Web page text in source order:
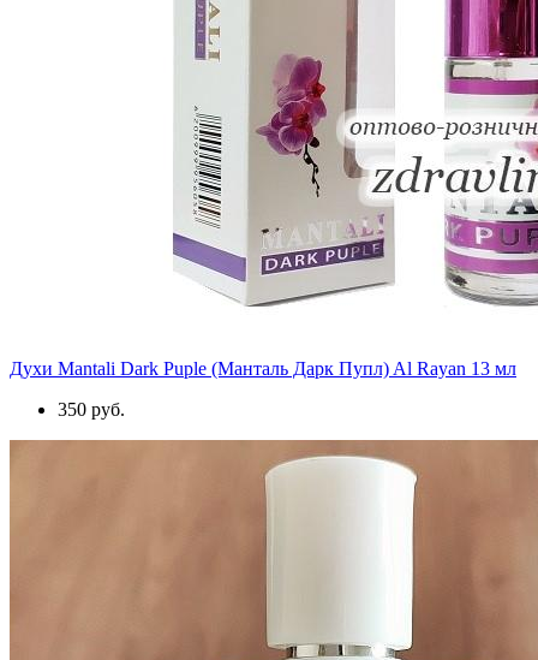
Духи Mantali Dark Puple (Манталь Дарк Пупл) Al Rayan 13 мл
350 руб.